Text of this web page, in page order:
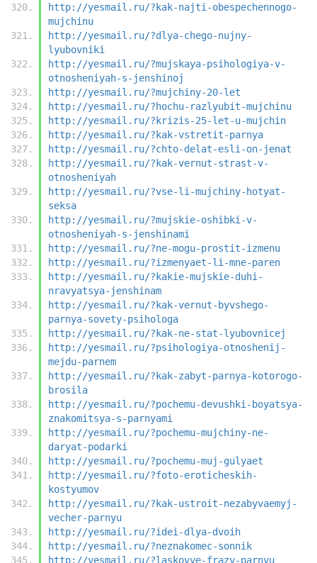
http://yesmail.ru/?kak-najti-obespechennogo-
mujchinu
http://yesmail.ru/?dlya-chego-nujny-
lyubovniki
http://yesmail.ru/?mujskaya-psihologiya-v-
otnosheniyah-s-jenshinoj
http://yesmail.ru/?mujchiny-20-let
http://yesmail.ru/?hochu-razlyubit-mujchinu
http://yesmail.ru/?krizis-25-let-u-mujchin
http://yesmail.ru/?kak-vstretit-parnya
http://yesmail.ru/?chto-delat-esli-on-jenat
http://yesmail.ru/?kak-vernut-strast-v-
otnosheniyah
http://yesmail.ru/?vse-li-mujchiny-hotyat-
seksa
http://yesmail.ru/?mujskie-oshibki-v-
otnosheniyah-s-jenshinami
http://yesmail.ru/?ne-mogu-prostit-izmenu
http://yesmail.ru/?izmenyaet-li-mne-paren
http://yesmail.ru/?kakie-mujskie-duhi-
nravyatsya-jenshinam
http://yesmail.ru/?kak-vernut-byvshego-
parnya-sovety-psihologa
http://yesmail.ru/?kak-ne-stat-lyubovnicej
http://yesmail.ru/?psihologiya-otnoshenij-
mejdu-parnem
http://yesmail.ru/?kak-zabyt-parnya-kotorogo-
brosila
http://yesmail.ru/?pochemu-devushki-boyatsya-
znakomitsya-s-parnyami
http://yesmail.ru/?pochemu-mujchiny-ne-
daryat-podarki
http://yesmail.ru/?pochemu-muj-gulyaet
http://yesmail.ru/?foto-eroticheskih-
kostyumov
http://yesmail.ru/?kak-ustroit-nezabyvaemyj-
vecher-parnyu
http://yesmail.ru/?idei-dlya-dvoih
http://yesmail.ru/?neznakomec-sonnik
http://yesmail.ru/?laskovye-frazy-parnyu